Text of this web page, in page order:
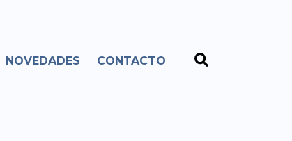
NOVEDADES CONTACTO